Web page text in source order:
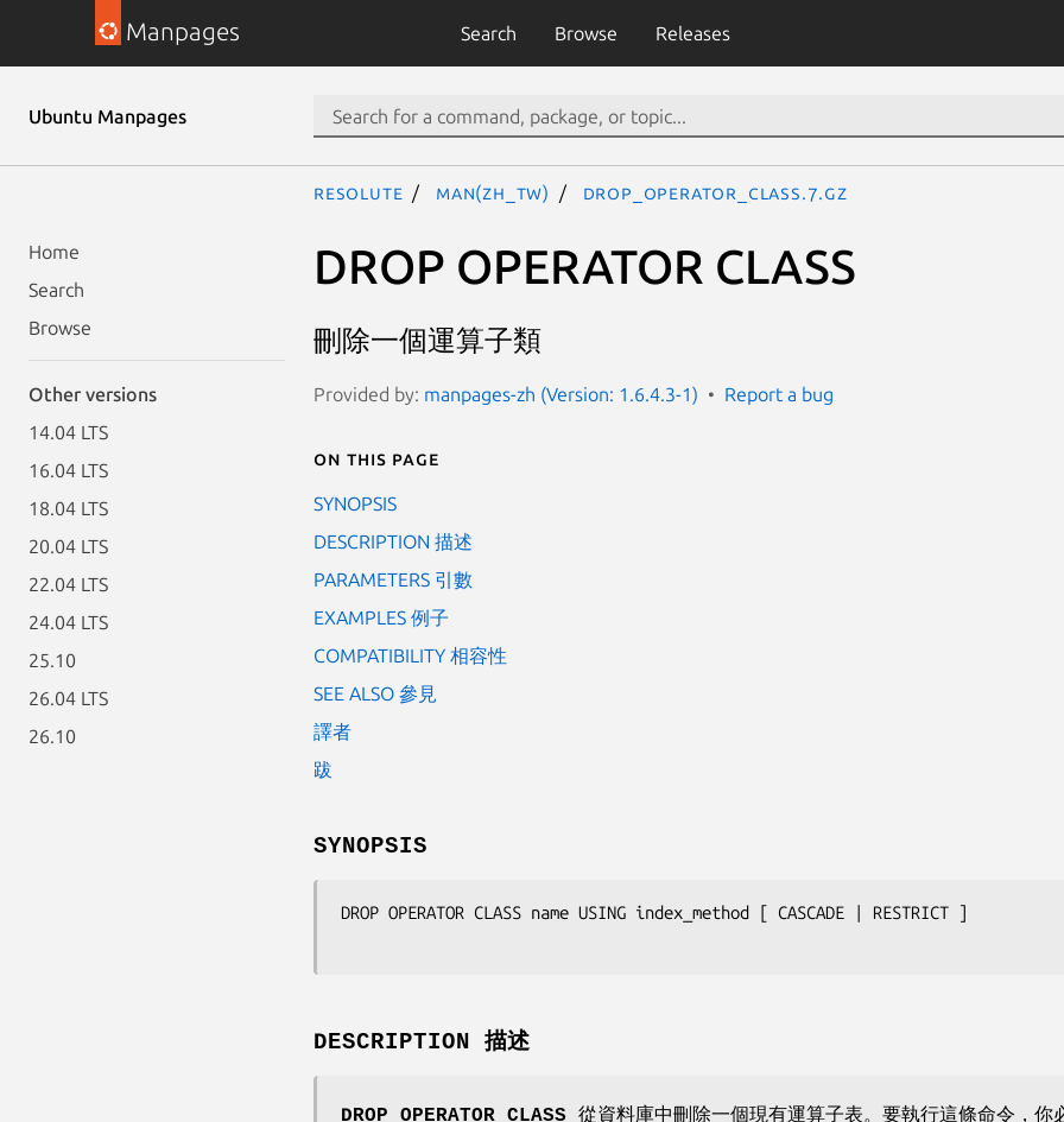
Manpages Search Browse Releases
Ubuntu Manpages
Home
Search
Browse
Other versions
14.04 LTS
16.04 LTS
18.04 LTS
20.04 LTS
22.04 LTS
24.04 LTS
25.10
26.04 LTS
26.10
resolute man(zh_TW) drop_operator_class.7.gz
DROP OPERATOR CLASS
刪除一個運算子類
Provided by: manpages-zh (Version: 1.6.4.3-1) Report a bug
On this page
SYNOPSIS
DESCRIPTION 描述
PARAMETERS 引數
EXAMPLES 例子
COMPATIBILITY 相容性
SEE ALSO 參見
譯者
跋
SYNOPSIS
DROP OPERATOR CLASS name USING index_method [ CASCADE | RESTRICT ]
DESCRIPTION 描述
DROP OPERATOR CLASS 從資料庫中刪除一個現有運算子表。要執行這條命令，你